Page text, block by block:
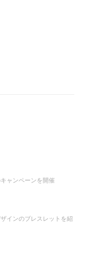
ャンペーンを開催
インのブレスレットを紹